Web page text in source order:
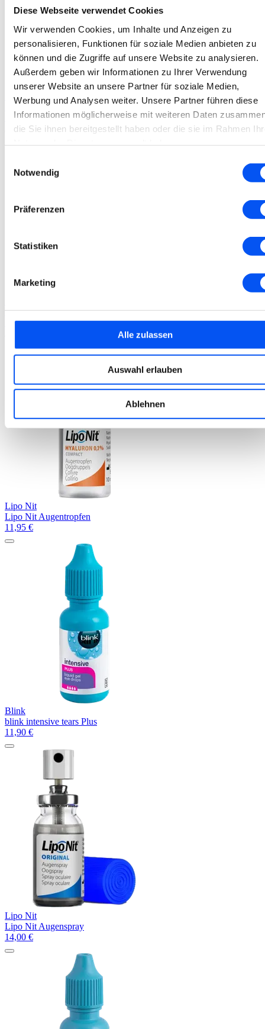
Diese Webseite verwendet Cookies
Wir verwenden Cookies, um Inhalte und Anzeigen zu
personalisieren, Funktionen für soziale Medien anbieten zu
können und die Zugriffe auf unsere Website zu analysieren.
Außerdem geben wir Informationen zu Ihrer Verwendung
unserer Website an unsere Partner für soziale Medien,
Werbung und Analysen weiter. Unsere Partner führen diese
Informationen möglicherweise mit weiteren Daten
die Sie ihnen bereitgestellt haben oder die sie im Rahmen
Notwendig
Präferenzen
Statistiken
Marketing
Alle zulassen
Auswahl erlauben
Ablehnen
Biotrue
Biotrue Augentropfen
7,50€
Lipo Nit Augenspray sensitive
13,95€
Lipo Nit
Lipo Nit Augentropfen
11,95 €
Blink
blink intensive tears Plus
11,90 €
Lipo Nit
Lipo Nit Augenspray
14,00 €